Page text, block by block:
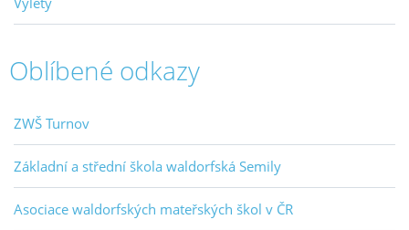
Oblíbené odkazy
ZWŠ Turnov
Základní a střední škola waldorfská Semily
Asociace waldorfských mateřských škol v ČR